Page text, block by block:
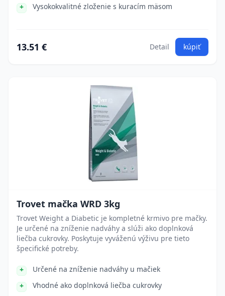
Vysokokvalitné zloženie s kuracím mäsom
13.51 € Detail kúpiť
Trovet mačka WRD 3kg
Trovet Weight a Diabetic je kompletné krmivo pre mačky.
Je určené na zníženie nadváhy a slúži ako doplnková
liečba cukrovky. Poskytuje vyváženú výživu pre tieto
špecifické potreby.
Určené na zníženie nadváhy u mačiek
Vhodné ako doplnková liečba cukrovky